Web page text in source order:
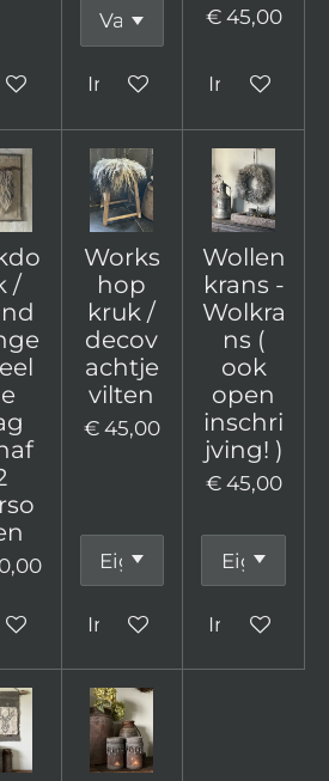
In winkelwagen
€ 45,00
In
/
Works
hop
kruk /
decov
achtje
vilten
€ 45,00
In winkelwagen
Wollen
krans -
Wolkra
ns (
ook
open
inschri
jving! )
€ 45,00
In